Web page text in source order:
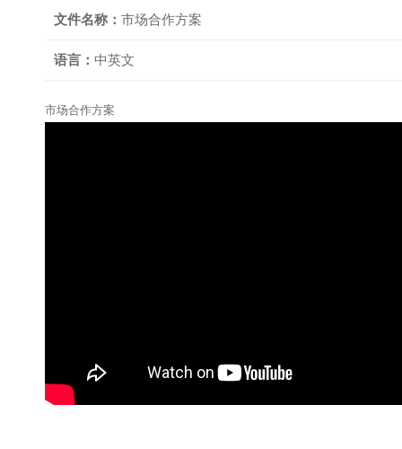
文件名称： 市场合作方案
语言： 中英文
市场合作方案